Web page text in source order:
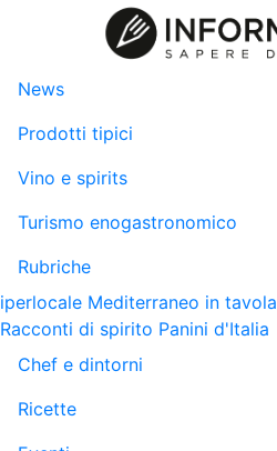
News
Prodotti tipici
Vino e spirits
Turismo enogastronomico
Rubriche
iperlocale Mediterraneo in tavola
Racconti di spirito Panini d'Italia
Chef e dintorni
Ricette